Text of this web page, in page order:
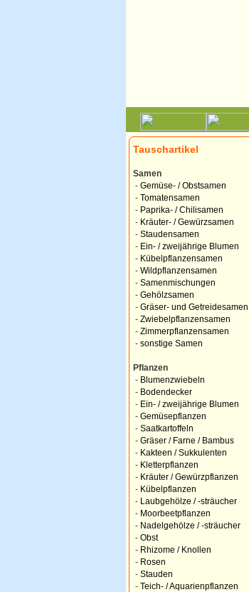
Tauschartikel
Samen
- Gemüse- / Obstsamen
- Tomatensamen
- Paprika- / Chilisamen
- Kräuter- / Gewürzsamen
- Staudensamen
- Ein- / zweijährige Blumen
- Kübelpflanzensamen
- Wildpflanzensamen
- Samenmischungen
- Gehölzsamen
- Gräser- und Getreidesamen
- Zwiebelpflanzensamen
- Zimmerpflanzensamen
- sonstige Samen
Pflanzen
- Blumenzwiebeln
- Bodendecker
- Ein- / zweijährige Blumen
- Gemüsepflanzen
- Saatkartoffeln
- Gräser / Farne / Bambus
- Kakteen / Sukkulenten
- Kletterpflanzen
- Kräuter / Gewürzpflanzen
- Kübelpflanzen
-
Laubgehölze / -sträucher
- Moorbeetpflanzen
- Nadelgehölze / -sträucher
- Obst
- Rhizome / Knollen
- Rosen
- Stauden
- Teich- / Aquarienpflanzen